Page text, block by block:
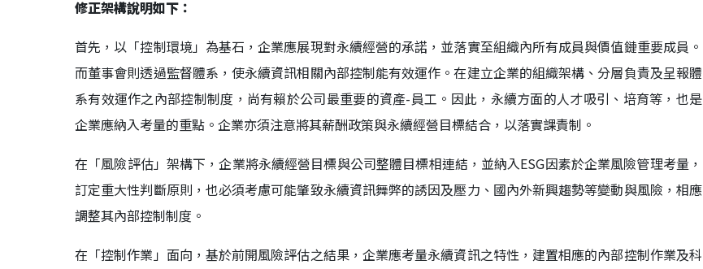
修正架構說明如下：
首先，以「控制環境」為基石，企業應展現對永續經營的承諾，並落實至組織內所有成員與價值鏈重要成員。
而董事會則透過監督體系，使永續資訊相關內部控制能有效運作。在建立企業的組織架構、分層負責及呈報體
系有效運作之內部控制制度，尚有賴於公司最重要的資產-員工。因此，永續方面的人才吸引、培育等，也是
企業應納入考量的重點。企業亦須注意將其薪酬政策與永續經營目標結合，以落實課責制。
在「風險評估」架構下，企業將永續經營目標與公司整體目標相連結，並納入ESG因素於企業風險管理考量，
訂定重大性判斷原則，也必須考慮可能肇致永續資訊舞弊的誘因及壓力、國內外新興趨勢等變動與風險，相應
調整其內部控制制度。
在「控制作業」面向，基於前開風險評估之結果，企業應考量永續資訊之特性，建置相應的內部控制作業及科